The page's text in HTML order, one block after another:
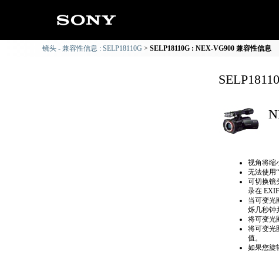
镜头 - 兼容性信息 : SELP18110G SELP18110G : NEX-VG900 兼容性信息
视角将缩
无法使用
可切换镜
录在
当可变光
烁几秒钟
将可变光
将可变光
值。
如果您旋